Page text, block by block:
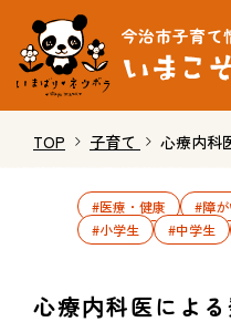
TOP 子育て 心療内科
#医療・健康 #障
#小学生
#中学生
心療内科医によ